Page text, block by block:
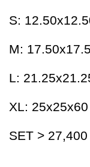
S:
M:
L:
XL:
SET > 27,400